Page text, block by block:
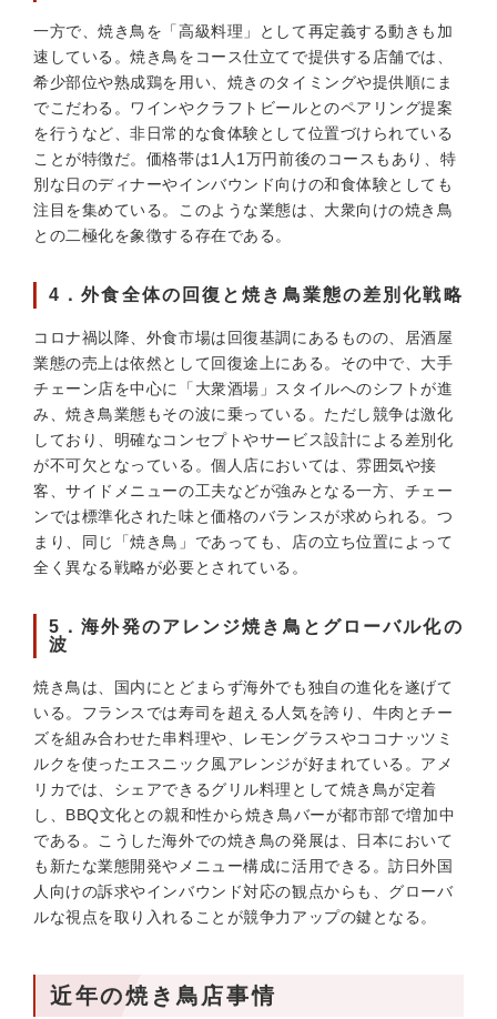
一方で、焼き鳥を「高級料理」として再定義する動きも加
速している。焼き鳥をコース仕立てで提供する店舗では、
希少部位や熟成鶏を用い、焼きのタイミングや提供順にま
でこだわる。ワインやクラフトビールとのペアリング提案
を行うなど、非日常的な食体験として位置づけられている
ことが特徴だ。価格帯は1人1万円前後のコースもあり、特
別な日のディナーやインバウンド向けの和食体験としても
注目を集めている。このような業態は、大衆向けの焼き鳥
との二極化を象徴する存在である。
4．外食全体の回復と焼き鳥業態の差別化戦略
コロナ禍以降、外食市場は回復基調にあるものの、居酒屋
業態の売上は依然として回復途上にある。その中で、大手
チェーン店を中心に「大衆酒場」スタイルへのシフトが進
み、焼き鳥業態もその波に乗っている。ただし競争は激化
しており、明確なコンセプトやサービス設計による差別化
が不可欠となっている。個人店においては、雰囲気や接
客、サイドメニューの工夫などが強みとなる一方、チェー
ンでは標準化された味と価格のバランスが求められる。つ
まり、同じ「焼き鳥」であっても、店の立ち位置によって
全く異なる戦略が必要とされている。
5．海外発のアレンジ焼き鳥とグローバル化の
波
焼き鳥は、国内にとどまらず海外でも独自の進化を遂げて
いる。フランスでは寿司を超える人気を誇り、牛肉とチー
ズを組み合わせた串料理や、レモングラスやココナッツミ
ルクを使ったエスニック風アレンジが好まれている。アメ
リカでは、シェアできるグリル料理として焼き鳥が定着
し、BBQ文化との親和性から焼き鳥バーが都市部で増加中
である。こうした海外での焼き鳥の発展は、日本において
も新たな業態開発やメニュー構成に活用できる。訪日外国
人向けの訴求やインバウンド対応の観点からも、グローバ
ルな視点を取り入れることが競争力アップの鍵となる。
近年の焼き鳥店事情